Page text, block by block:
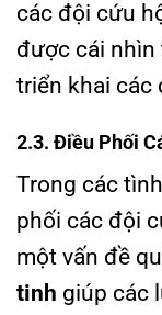
các đội cứu
được cái nhìn
triển khai các
2.3. Điều Phối
Trong các
phối các đội
một vấn đề
tinh giúp các